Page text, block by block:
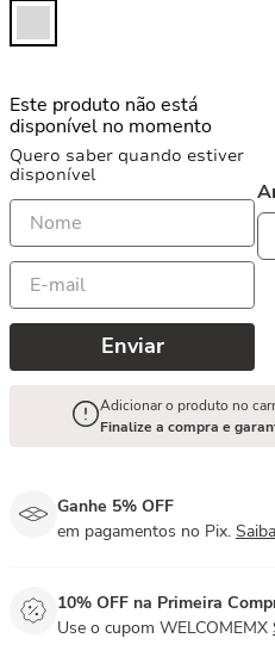
Este produto não está
disponível no momento
Quero saber quando estiver
disponível
Enviar
Adicionar o produto no
Finalize a compra e
Ganhe 5% OFF
em pagamentos no Pix.
10% OFF na Primeira
Use o cupom WELCOMEMX